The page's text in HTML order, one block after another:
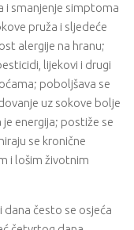
i smanjenje simptoma
pruža i sljedeće
alergije na hranu;
lijekovi i drugi
poboljšava se
uz sokove bolje
energija; postiže se
se kronične
i lošim životnim
dana često se osjeća